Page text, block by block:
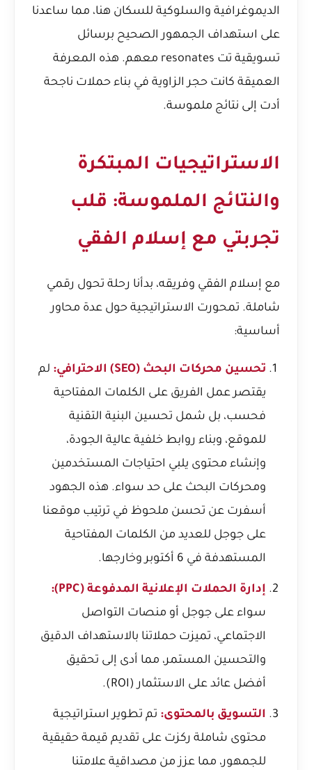
الديموغرافية والسلوكية للسكان هنا، مما ساعدنا
على استهداف الجمهور الصحيح برسائل
تسويقية تت resonates معهم. هذه المعرفة
العميقة كانت حجر الزاوية في بناء حملات ناجحة
أدت إلى نتائج ملموسة.
الاستراتيجيات المبتكرة
والنتائج الملموسة: قلب
تجربتي مع إسلام الفقي
مع إسلام الفقي وفريقه، بدأنا رحلة تحول رقمي
شاملة. تمحورت الاستراتيجية حول عدة محاور
أساسية:
تحسين محركات البحث (SEO) الاحترافي:
لم
يقتصر عمل الفريق على الكلمات المفتاحية
فحسب، بل شمل تحسين البنية التقنية
للموقع، وبناء روابط خلفية عالية الجودة،
وإنشاء محتوى يلبي احتياجات المستخدمين
ومحركات البحث على حد سواء. هذه الجهود
أسفرت عن تحسن ملحوظ في ترتيب موقعنا
على جوجل للعديد من الكلمات المفتاحية
المستهدفة في 6 أكتوبر وخارجها.
إدارة الحملات الإعلانية المدفوعة (PPC):
سواء على جوجل أو منصات التواصل
الاجتماعي، تميزت حملاتنا بالاستهداف الدقيق
والتحسين المستمر، مما أدى إلى تحقيق
أفضل عائد على الاستثمار (ROI).
التسويق بالمحتوى: تم تطوير استراتيجية
محتوى شاملة ركزت على تقديم قيمة حقيقية
للجمهور، مما عزز من مصداقية علامتنا